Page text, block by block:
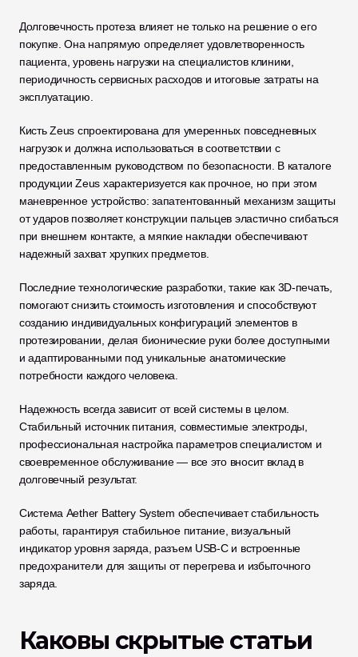
Долговечность протеза влияет не только на решение о его
покупке. Она напрямую определяет удовлетворенность
пациента, уровень нагрузки на специалистов клиники,
периодичность сервисных расходов и итоговые затраты на
эксплуатацию.
Кисть Zeus спроектирована для умеренных повседневных
нагрузок и должна использоваться в соответствии с
предоставленным руководством по безопасности. В каталоге
продукции Zeus характеризуется как прочное, но при этом
маневренное устройство: запатентованный механизм защиты
от ударов позволяет конструкции пальцев эластично сгибаться
при внешнем контакте, а мягкие накладки обеспечивают
надежный захват хрупких предметов.
Последние технологические разработки, такие как 3D-печать,
помогают снизить стоимость изготовления и способствуют
созданию индивидуальных конфигураций элементов в
протезировании, делая бионические руки более доступными
и адаптированными под уникальные анатомические
потребности каждого человека.
Надежность всегда зависит от всей системы в целом.
Стабильный источник питания, совместимые электроды,
профессиональная настройка параметров специалистом и
своевременное обслуживание — все это вносит вклад в
долговечный результат.
Система Aether Battery System обеспечивает стабильность
работы, гарантируя стабильное питание, визуальный
индикатор уровня заряда, разъем USB-C и встроенные
предохранители для защиты от перегрева и избыточного
заряда.
Каковы скрытые статьи